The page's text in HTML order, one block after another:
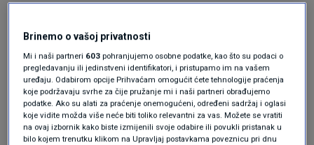
Oglas
Brinemo o vašoj privatnosti
Mi i naši partneri 603 pohranjujemo osobne podatke, kao što su podaci o
pregledavanju ili jedinstveni identifikatori, i pristupamo im na vašem
uređaju. Odabirom opcije Prihvaćam omogućit ćete tehnologije praćenja
koje podržavaju svrhe za čije pružanje mi i naši partneri obrađujemo
podatke. Ako su alati za praćenje onemogućeni, određeni sadržaj i oglasi
koje vidite možda više neće biti toliko relevantni za vas. Možete se vratiti
na ovaj izbornik kako biste izmijenili svoje odabire ili povukli pristanak u
bilo kojem trenutku klikom na Upravljaj postavkama poveznicu pri dnu